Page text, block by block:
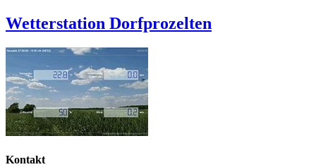
Wetterstation Dorfprozelten
Kontakt